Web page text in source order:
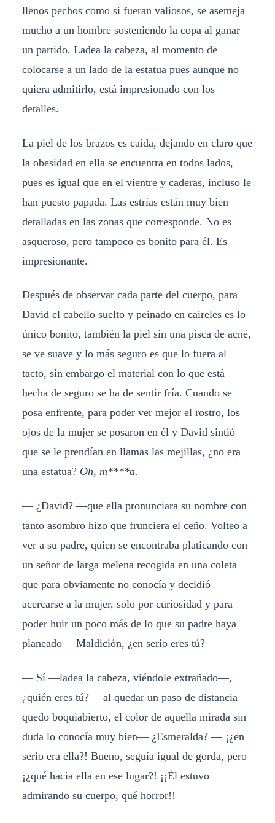
llenos pechos como si fueran valiosos, se asemeja
mucho a un hombre sosteniendo la copa al ganar
un partido. Ladea la cabeza, al momento de
colocarse a un lado de la estatua pues aunque no
quiera admitirlo, está impresionado con los
detalles.
La piel de los brazos es caída, dejando en claro que
la obesidad en ella se encuentra en todos lados,
pues es igual que en el vientre y caderas, incluso le
han puesto papada. Las estrías están muy bien
detalladas en las zonas que corresponde. No es
asqueroso, pero tampoco es bonito para él. Es
impresionante.
Después de observar cada parte del cuerpo, para
David el cabello suelto y peinado en caireles es lo
único bonito, también la piel sin una pisca de acné,
se ve suave y lo más seguro es que lo fuera al
tacto, sin embargo el material con lo que está
hecha de seguro se ha de sentir fría. Cuando se
posa enfrente, para poder ver mejor el rostro, los
ojos de la mujer se posaron en él y David sintió
que se le prendían en llamas las mejillas, ¿no era
una estatua? Oh, m****a.
— ¿David? —que ella pronunciara su nombre con
tanto asombro hizo que frunciera el ceño. Volteo a
ver a su padre, quien se encontraba platicando con
un señor de larga melena recogida en una coleta
que para obviamente no conocía y decidió
acercarse a la mujer, solo por curiosidad y para
poder huir un poco más de lo que su padre haya
planeado— Maldición, ¿en serio eres tú?
— Sí —ladea la cabeza, viéndole extrañado—,
¿quién eres tú? —al quedar un paso de distancia
quedo boquiabierto, el color de aquella mirada sin
duda lo conocía muy bien— ¿Esmeralda? — ¡¿en
serio era ella?! Bueno, seguía igual de gorda, pero
¡¿qué hacia ella en ese lugar?! ¡¡Él estuvo
admirando su cuerpo, qué horror!!